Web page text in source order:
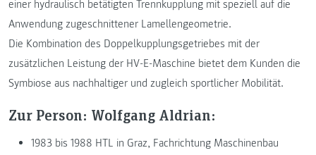
einer hydraulisch betätigten Trennkupplung mit speziell auf die
Anwendung zugeschnittener Lamellengeometrie.
Die Kombination des Doppelkupplungsgetriebes mit der
zusätzlichen Leistung der HV-E-Maschine bietet dem Kunden die
Symbiose aus nachhaltiger und zugleich sportlicher Mobilität.
Zur Person: Wolfgang Aldrian:
1983 bis 1988 HTL in Graz, Fachrichtung Maschinenbau